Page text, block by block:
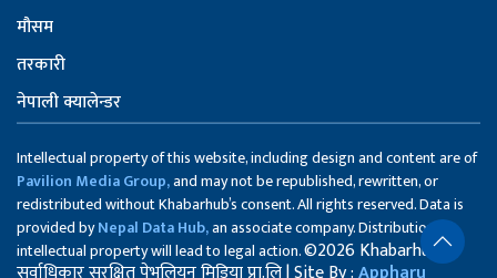
मौसम
तरकारी
नेपाली क्यालेन्डर
Intellectual property of this website, including design and content are of
Pavilion Media Group,and may not be republished, rewritten, or
redistributed without Khabarhub’s consent. All rights reserved. Data is
provided byNepal Data Hub,an associate company. Distribution of
intellectual property will lead to legal action.©2026 Khabarhub